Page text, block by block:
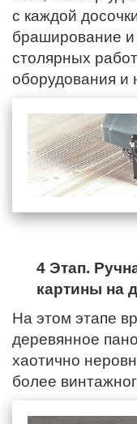
с каждой
браширование и
столярных
оборудования и
4 Этап.
картины на
На этом этапе
деревянное
хаотично
более